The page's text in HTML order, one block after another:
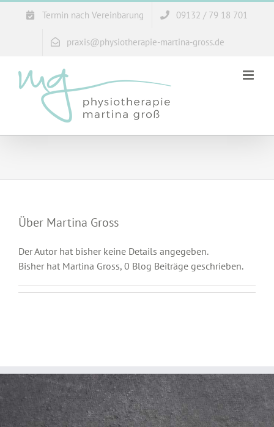
Termin nach Vereinbarung 09132 / 79 18 701
praxis@physiotherapie-martina-gross.de
Über Martina Gross
Der Autor hat bisher keine Details angegeben.
Bisher hat Martina Gross, 0 Blog Beiträge geschrieben.